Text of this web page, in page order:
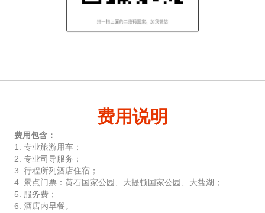
费用说明
费用包含：
1. 专业旅游用车；
2. 专业司导服务；
3. 行程所列酒店住宿；
4. 景点门票：黄石国家公园、大提顿国家公园、大盐湖；
5. 服务费；
6. 酒店内早餐。